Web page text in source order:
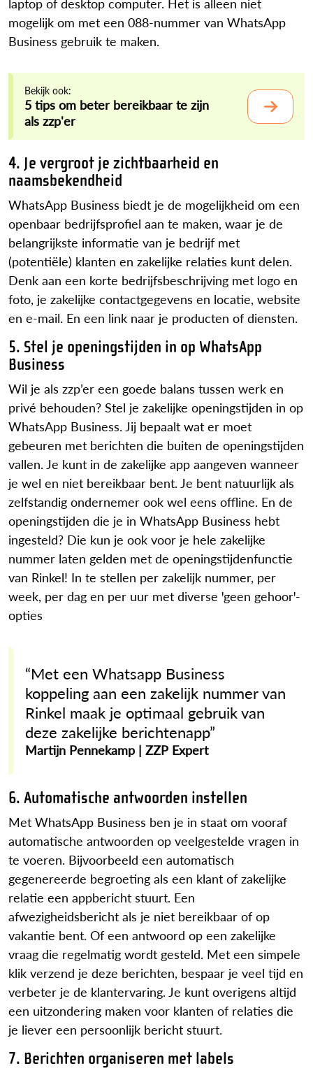
mogelijk om met een 088-nummer van WhatsApp
Business gebruik te maken.
Bekijk ook:
5 tips om beter bereikbaar te zijn
als zzp'er
4. Je vergroot je zichtbaarheid en
naamsbekendheid
WhatsApp Business biedt je de mogelijkheid om een
openbaar bedrijfsprofiel aan te maken, waar je de
belangrijkste informatie van je bedrijf met
(potentiële) klanten en zakelijke relaties kunt delen.
Denk aan een korte bedrijfsbeschrijving met logo en
foto, je zakelijke contactgegevens en locatie, website
en e-mail. En een link naar je producten of diensten.
5. Stel je openingstijden in op WhatsApp
Business
Wil je als zzp’er een goede balans tussen werk en
privé behouden? Stel je zakelijke openingstijden in op
WhatsApp Business. Jij bepaalt wat er moet
gebeuren met berichten die buiten de openingstijden
vallen. Je kunt in de zakelijke app aangeven wanneer
je wel en niet bereikbaar bent. Je bent natuurlijk als
zelfstandig ondernemer ook wel eens offline. En de
openingstijden die je in WhatsApp Business hebt
ingesteld? Die kun je ook voor je hele zakelijke
nummer laten gelden met de openingstijdenfunctie
van Rinkel! In te stellen per zakelijk nummer, per
week, per dag en per uur met diverse ꞌgeen gehoorꞌ-
opties
“Met een Whatsapp Business
koppeling aan een zakelijk nummer van
Rinkel maak je optimaal gebruik van
deze zakelijke berichtenapp”
Martijn Pennekamp | ZZP Expert
6. Automatische antwoorden instellen
Met WhatsApp Business ben je in staat om vooraf
automatische antwoorden op veelgestelde vragen in
te voeren. Bijvoorbeeld een automatisch
gegenereerde begroeting als een klant of zakelijke
relatie een appbericht stuurt. Een
afwezigheidsbericht als je niet bereikbaar of op
vakantie bent. Of een antwoord op een zakelijke
vraag die regelmatig wordt gesteld. Met een simpele
klik verzend je deze berichten, bespaar je veel tijd en
verbeter je de klantervaring. Je kunt overigens altijd
een uitzondering maken voor klanten of relaties die
je liever een persoonlijk bericht stuurt.
7. Berichten organiseren met labels